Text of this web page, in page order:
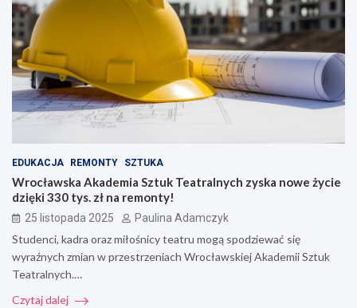
EDUKACJA REMONTY SZTUKA
Wrocławska Akademia Sztuk Teatralnych zyska nowe życie
dzięki 330 tys. zł na remonty!
25 listopada 2025 Paulina Adamczyk
Studenci, kadra oraz miłośnicy teatru mogą spodziewać się
wyraźnych zmian w przestrzeniach Wrocławskiej Akademii Sztuk
Teatralnych.…
Czytaj dalej